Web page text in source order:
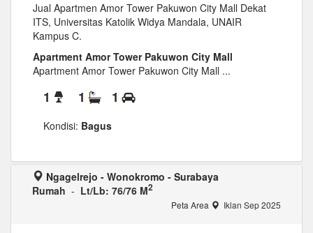
Jual Apartmen Amor Tower Pakuwon City Mall Dekat
ITS, Universitas Katolik Widya Mandala, UNAIR
Kampus C.
Apartment Amor Tower Pakuwon City Mall
Apartment Amor Tower Pakuwon City Mall ...
1 1 1
Kondisi: Bagus
Ngagelrejo - Wonokromo - Surabaya
Rumah - Lt/Lb: 76/76 M2
Peta Area Iklan Sep 2025